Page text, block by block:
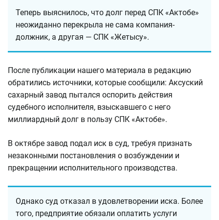
Теперь выяснилось, что долг перед СПК «Актобе»
неожиданно перекрыла не сама компания-
должник, а другая — СПК «Жетысу».
После публикации нашего материала в редакцию
обратились источники, которые сообщили: Аксуcкий
сахарный завод пытался оспорить действия
судебного исполнителя, взыскaвшего с него
миллиардный долг в пользу СПК «Актобе».
В октябре завод подал иск в суд, требуя признать
незаконными постановления о возбуждении и
прекращении исполнительного производства.
Однако суд отказал в удовлетворении иска. Более
того, предприятие обязали оплатить услуги